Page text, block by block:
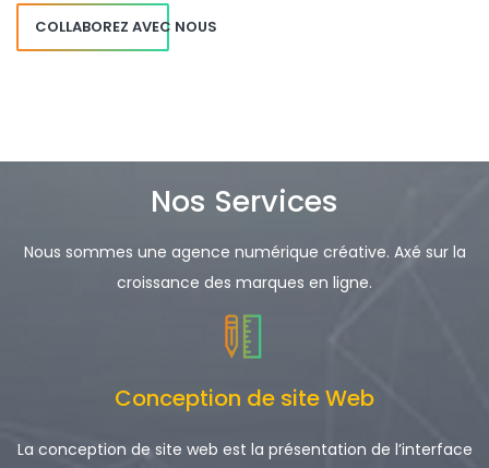
COLLABOREZ AVEC NOUS
Nos Services
Nous sommes une agence numérique créative. Axé sur la
croissance des marques en ligne.
Conception de site Web
La conception de site web est la présentation de l’interface